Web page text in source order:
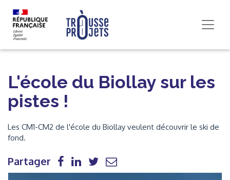
L'école du Biollay sur les
pistes !
Les CM1-CM2 de l'école du Biollay veulent découvrir le ski de
fond.
Partager